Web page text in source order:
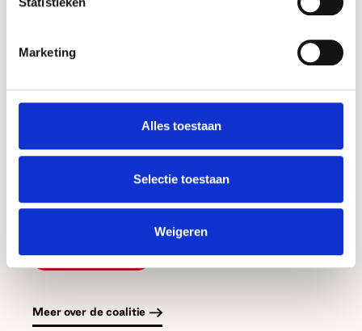
Marketing
Alles toestaan
Selectie toestaan
Weigeren
Festival
Het programma draait niet alleen om
ontmoeting en viering. Er is ruimte om
verhalen – successen én mislukkingen –
te delen, praktische handvatten te bieden
Info en tickets
Meer over de coalitie